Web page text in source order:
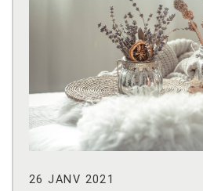
26 JANV 2021